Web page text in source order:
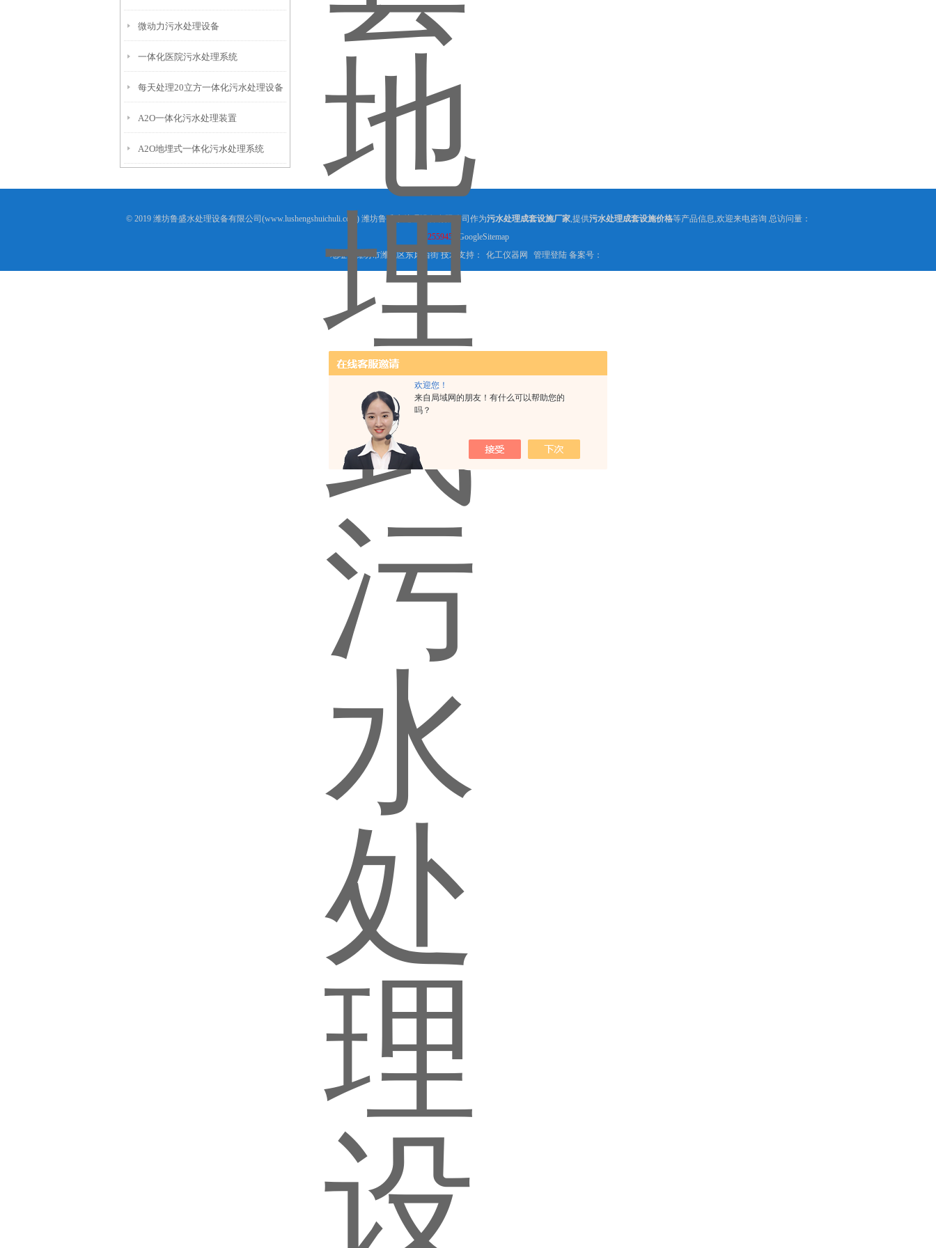
欢迎您！
来自局域网的朋友！有什么可以帮助您的
吗？
微动力污水处理设备
一体化医院污水处理系统
每天处理20立方一体化污水处理设备
A2O一体化污水处理装置
A2O地埋式一体化污水处理系统
© 2019 潍坊鲁盛水处理设备有限公司(www.lushengshuichuli.com) 潍坊鲁盛水处理设备有限公司作为污水处理成套设施厂家,提供污水处理成套设施价格等产品信息,欢迎来电咨询 总访问量：
255945
GoogleSitemap
地址：潍坊市潍城区东风西街 技术支持：
化工仪器网 管理登陆 备案号：